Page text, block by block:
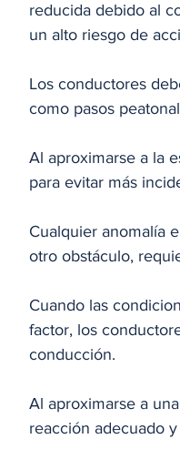
reducida debido al
un alto riesgo de
Los conductores
como pasos
Al aproximarse a la
para evitar más
Cualquier anomalía
otro obstáculo,
Cuando las
factor, los
conducción.
Al aproximarse a
reacción adecuado